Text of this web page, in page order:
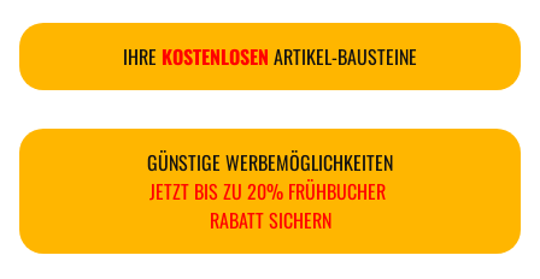
IHRE KOSTENLOSEN ARTIKEL-BAUSTEINE
GÜNSTIGE WERBEMÖGLICHKEITEN
JETZT BIS ZU 20% FRÜHBUCHER
RABATT SICHERN